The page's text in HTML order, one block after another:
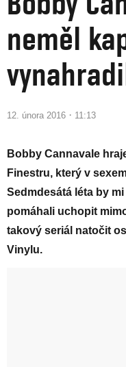
neměl
12. února 2016 · 11:13
Bobby Cannavale
Finestru, který v
Sedmdesátá léta by
pomáhali uchopit
takový seriál natočit
Vinylu.